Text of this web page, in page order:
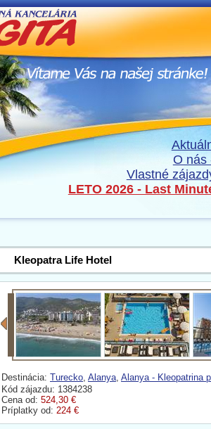
O nás
Vlastné
LETO 2026 - Last
Kleopatra Life Hotel
Destinácia: Turecko, Alanya, Alanya - Kleopatrina
Kód zájazdu: 1384238
Cena od: 524,30 €
Príplatky od: 224 €